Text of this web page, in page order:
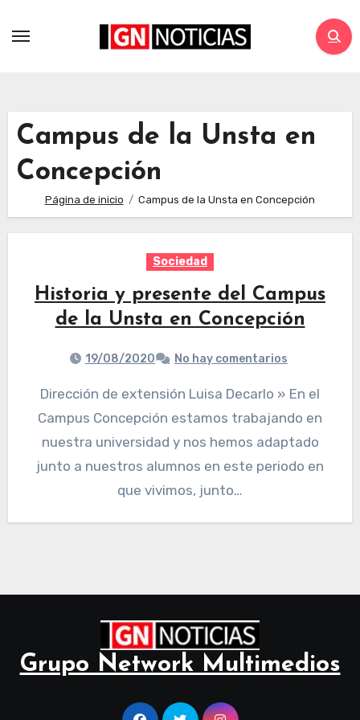
Campus de la Unsta en
Concepción
Página de inicio Campus de la Unsta en Concepción
Sociedad
Historia y presente del Campus
de la Unsta en Concepción
19/08/2020 No hay comentarios
Dirección de extensión Luisa Decarlo » En el
Campus Concepción estamos trabajando en
nuestra universidad y nos hemos adaptado
junto a nuestros alumnos en este periodo en
que vivimos, junto…
Grupo Network Multimedios